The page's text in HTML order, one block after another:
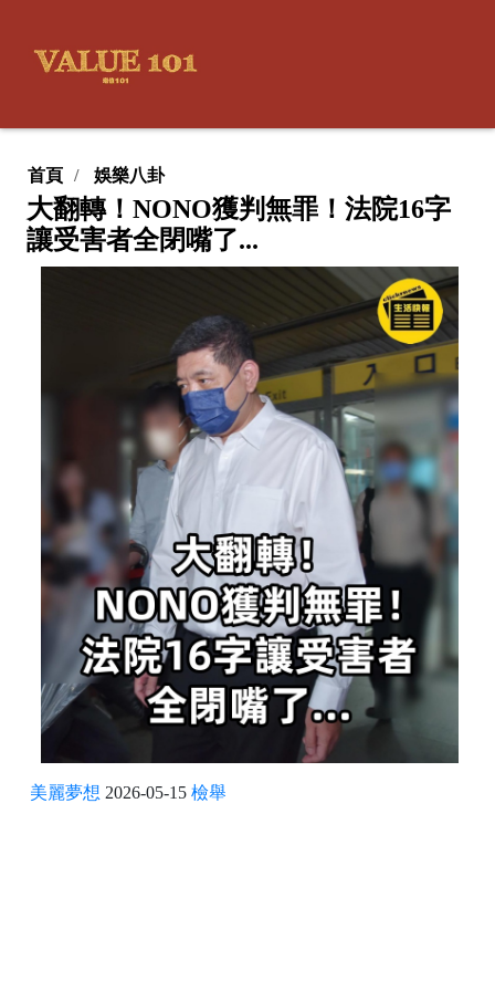
首頁 娛樂八卦
大翻轉！NONO獲判無罪！法院16字
讓受害者全閉嘴了...
美麗夢想 2026-05-15 檢舉